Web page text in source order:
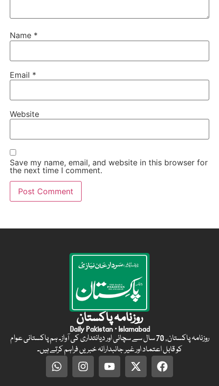
Name *
Email *
Website
Save my name, email, and website in this browser for
the next time I comment.
روزنامہ پاکستان
Daily Pakistan · Islamabad
روزنامہ پاکستان, 70 سال سے سچائی اور دیانتداری کی آواز۔ ہم پاکستانی عوام
کو قابل اعتماد اور غیر جانبدارانہ خبریں فراہم کرتے ہیں۔